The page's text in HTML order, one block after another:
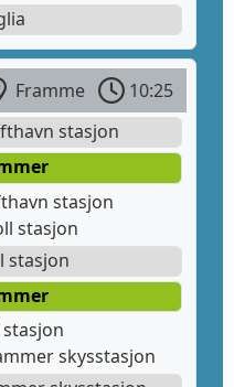
Framme
10:25
stasjon
stasjon
stasjon
stasjon
stasjon
skysstasjon